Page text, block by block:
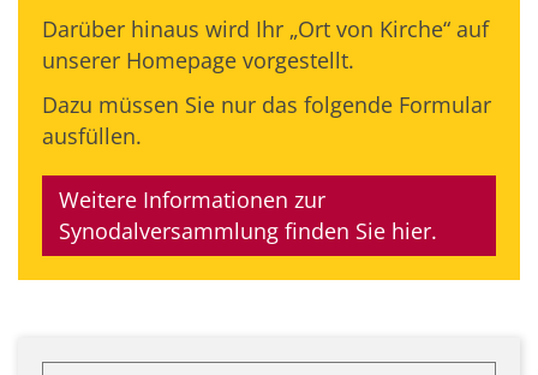
Darüber hinaus wird Ihr „Ort von Kirche“ auf
unserer Homepage vorgestellt.
Dazu müssen Sie nur das folgende Formular
ausfüllen.
Weitere Informationen zur
Synodalversammlung finden Sie hier.